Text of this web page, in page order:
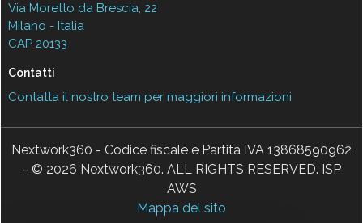
Via Moretto da Brescia, 22
Milano - Italia
CAP 20133
Contatti
Contatta il nostro team per maggiori informazioni
Nextwork360 - Codice fiscale e Partita IVA 13868590962
- © 2026 Nextwork360. ALL RIGHTS RESERVED. ISP
AWS
Mappa del sito